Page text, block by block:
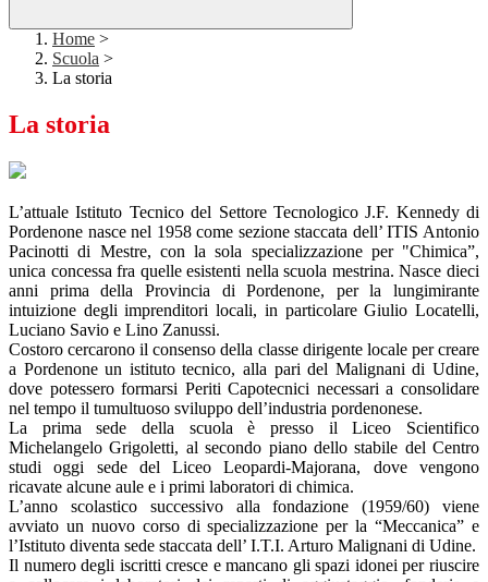
Home >
Scuola >
La storia
La storia
L’attuale Istituto Tecnico del Settore Tecnologico J.F. Kennedy di
Pordenone nasce nel 1958 come sezione staccata dell’ ITIS Antonio
Pacinotti di Mestre, con la sola specializzazione per "Chimica”,
unica concessa fra quelle esistenti nella scuola mestrina. Nasce dieci
anni prima della Provincia di Pordenone, per la lungimirante
intuizione degli imprenditori locali, in particolare Giulio Locatelli,
Luciano Savio e Lino Zanussi.
Costoro cercarono il consenso della classe dirigente locale per creare
a Pordenone un istituto tecnico, alla pari del Malignani di Udine,
dove potessero formarsi Periti Capotecnici necessari a consolidare
nel tempo il tumultuoso sviluppo dell’industria pordenonese.
La prima sede della scuola è presso il Liceo Scientifico
Michelangelo Grigoletti, al secondo piano dello stabile del Centro
studi oggi sede del Liceo Leopardi-Majorana, dove vengono
ricavate alcune aule e i primi laboratori di chimica.
L’anno scolastico successivo alla fondazione (1959/60) viene
avviato un nuovo corso di specializzazione per la “Meccanica” e
l’Istituto diventa sede staccata dell’ I.T.I. Arturo Malignani di Udine.
Il numero degli iscritti cresce e mancano gli spazi idonei per riuscire